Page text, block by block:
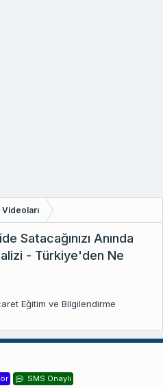
Satacağınızı Anında
- Türkiye'den Ne
Eğitim ve Bilgilendirme
SMS Onaylı